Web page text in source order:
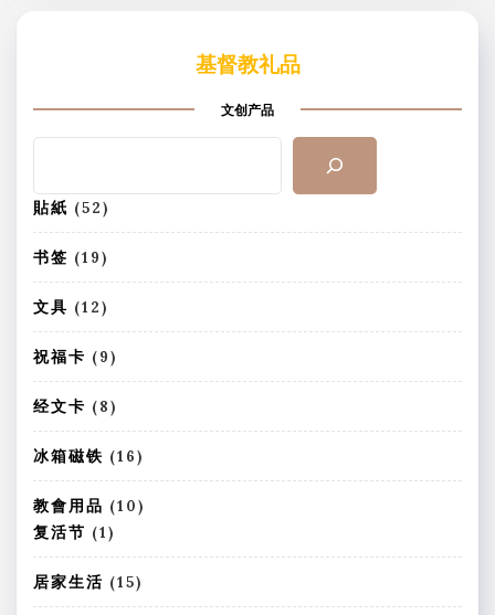
基督教礼品
文创产品
貼紙 525
2
个
产
品
书签 191
9
个
产
品
文具 121
2
个
产
品
祝福卡 99
个
产
品
经文卡 88
个
产
品
冰箱磁铁 161
6
个
教會用品 101
产
复活节 11
个
产
品
居家生活 151
5